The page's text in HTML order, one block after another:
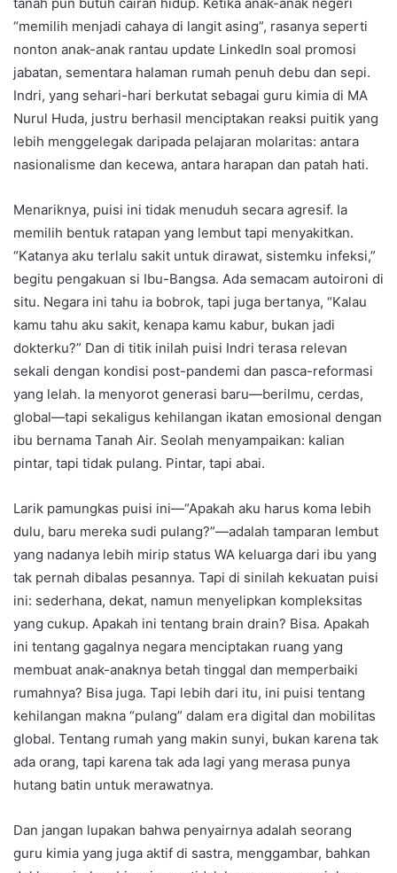
“memilih menjadi cahaya di langit asing”, rasanya seperti
nonton anak-anak rantau update LinkedIn soal promosi
jabatan, sementara halaman rumah penuh debu dan sepi.
Indri, yang sehari-hari berkutat sebagai guru kimia di MA
Nurul Huda, justru berhasil menciptakan reaksi puitik yang
lebih menggelegak daripada pelajaran molaritas: antara
nasionalisme dan kecewa, antara harapan dan patah hati.
Menariknya, puisi ini tidak menuduh secara agresif. Ia
memilih bentuk ratapan yang lembut tapi menyakitkan.
“Katanya aku terlalu sakit untuk dirawat, sistemku infeksi,”
begitu pengakuan si Ibu-Bangsa. Ada semacam autoironi di
situ. Negara ini tahu ia bobrok, tapi juga bertanya, “Kalau
kamu tahu aku sakit, kenapa kamu kabur, bukan jadi
dokterku?” Dan di titik inilah puisi Indri terasa relevan
sekali dengan kondisi post-pandemi dan pasca-reformasi
yang lelah. Ia menyorot generasi baru—berilmu, cerdas,
global—tapi sekaligus kehilangan ikatan emosional dengan
ibu bernama Tanah Air. Seolah menyampaikan: kalian
pintar, tapi tidak pulang. Pintar, tapi abai.
Larik pamungkas puisi ini—“Apakah aku harus koma lebih
dulu, baru mereka sudi pulang?”—adalah tamparan lembut
yang nadanya lebih mirip status WA keluarga dari ibu yang
tak pernah dibalas pesannya. Tapi di sinilah kekuatan puisi
ini: sederhana, dekat, namun menyelipkan kompleksitas
yang cukup. Apakah ini tentang brain drain? Bisa. Apakah
ini tentang gagalnya negara menciptakan ruang yang
membuat anak-anaknya betah tinggal dan memperbaiki
rumahnya? Bisa juga. Tapi lebih dari itu, ini puisi tentang
kehilangan makna “pulang” dalam era digital dan mobilitas
global. Tentang rumah yang makin sunyi, bukan karena tak
ada orang, tapi karena tak ada lagi yang merasa punya
hutang batin untuk merawatnya.
Dan jangan lupakan bahwa penyairnya adalah seorang
guru kimia yang juga aktif di sastra, menggambar, bahkan